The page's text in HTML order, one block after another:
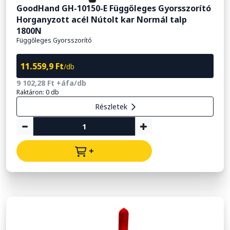
GoodHand GH-10150-E Függőleges Gyorsszorító
Horganyzott acél Nútolt kar Normál talp
1800N
Függőleges Gyorsszorító
11.559,9 Ft/db
9 102,28 Ft +áfa/db
Raktáron: 0 db
Részletek
+